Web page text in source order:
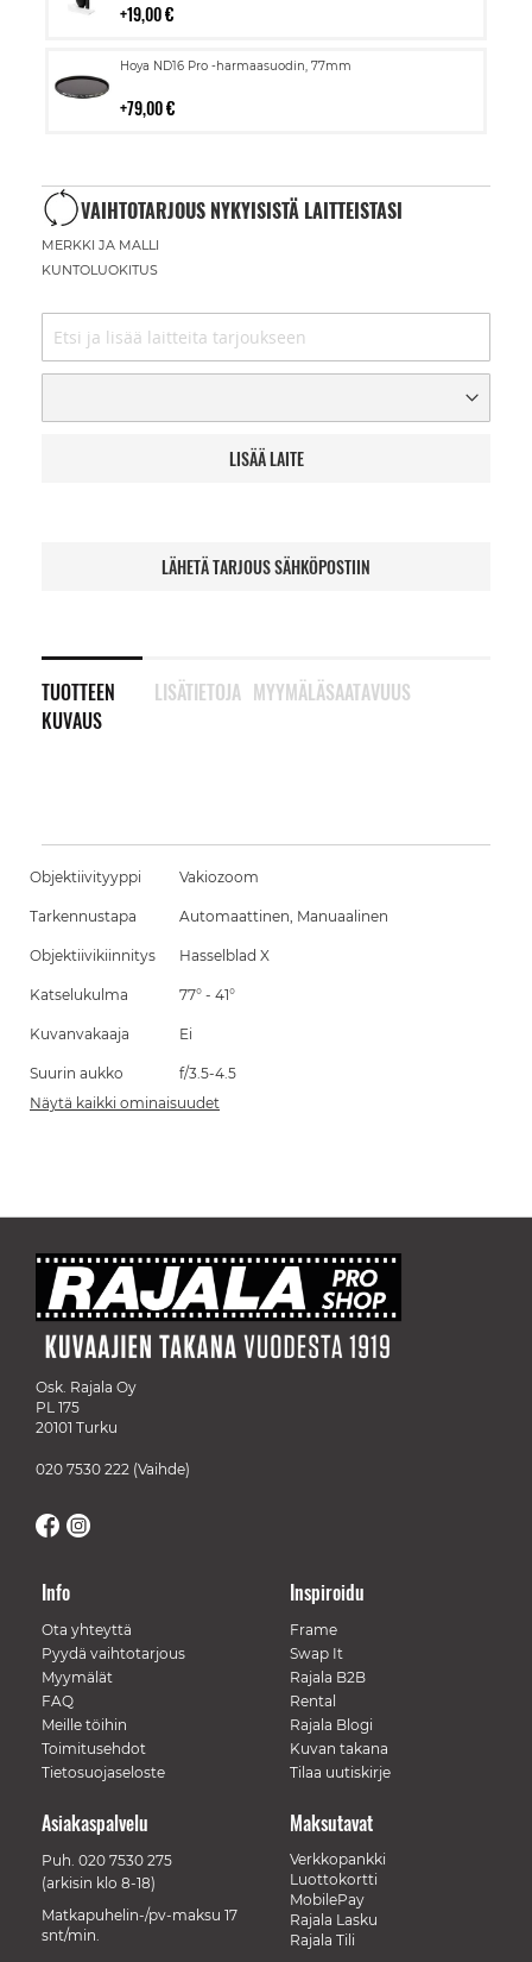
19,00 €
Hoya ND16 Pro -harmaasuodin, 77mm
79,00 €
Lisää
VAIHTOTARJOUS NYKYISISTÄ LAITTEISTASI
MERKKI JA MALLI
KUNTOLUOKITUS
LISÄÄ LAITE
LÄHETÄ TARJOUS SÄHKÖPOSTIIN
TUOTTEEN
KUVAUS
LISÄTIETOJA MYYMÄLÄSAATAVUUS
Objektiivityyppi Vakiozoom
Tarkennustapa Automaattinen, Manuaalinen
Objektiivikiinnitys Hasselblad X
Katselukulma 77° - 41°
Kuvanvakaaja Ei
Suurin aukko
f/3.5-4.5
Näytä kaikki ominaisuudet
Osk. Rajala Oy
PL 175
20101 Turku
020 7530 222 (Vaihde)
Info
Ota yhteyttä
Pyydä vaihtotarjous
Myymälät
FAQ
Meille töihin
Toimitusehdot
Tietosuojaseloste
Inspiroidu
Frame
Swap It
Rajala B2B
Rental
Rajala Blogi
Kuvan takana
Tilaa uutiskirje
Maksutavat
Verkkopankki
Luottokortti
MobilePay
Rajala Lasku
Rajala Tili
Asiakaspalvelu
Puh. 020 7530 275
(arkisin klo 8-18)
Matkapuhelin-/pv-maksu 17
snt/min.